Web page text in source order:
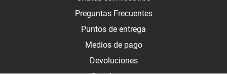
Preguntas Frecuentes
Puntos de entrega
Medios de pago
Devoluciones